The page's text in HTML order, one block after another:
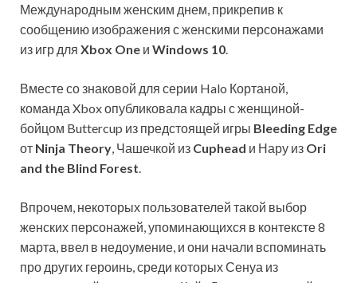
Международным женским днем, прикрепив к
сообщению изображения с женскими персонажами
из игр для Xbox One и Windows 10
Вместе со знаковой для серии Halo Кортаной,
команда Xbox опубликовала кадры с женщиной-
бойцом Buttercup из предстоящей игры Bleeding Edge
от Ninja Theory , Чашечкой из Cuphead и Нару из Ori
and the Blind Forest
Впрочем, некоторых пользователей такой выбор
женских персонажей, упоминающихся в контексте 8
марта, ввел в недоумение, и они начали вспоминать
про других героинь, среди которых Сенуа из